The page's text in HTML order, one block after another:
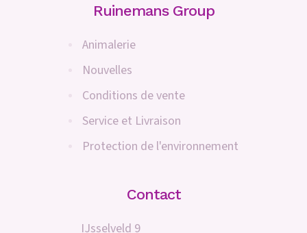
Ruinemans Group
Animalerie
Nouvelles
Conditions de vente
Service et Livraison
Protection de l'environnement
Contact
IJsselveld 9